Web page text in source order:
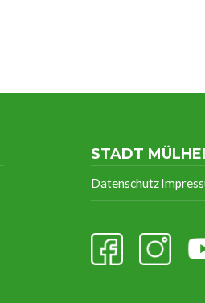
STADT
Datenschutz